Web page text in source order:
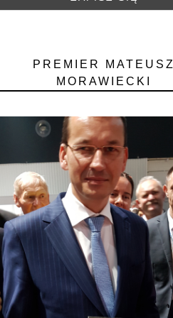
PREMIER MATEUSZ
MORAWIECKI